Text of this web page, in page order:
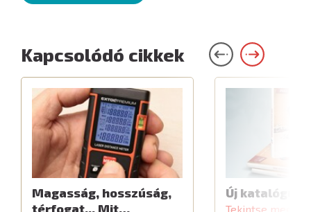
Kapcsolódó cikkek
Magasság, hosszúság,
térfogat... Mit…
Új katalógus
Tekintse meg a